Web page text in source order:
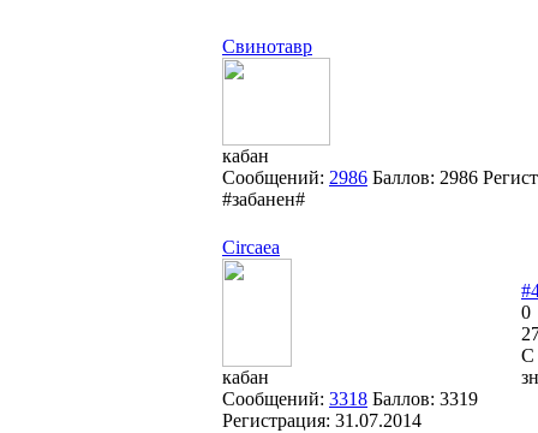
Свинотавр
кабан
Сообщений: 2986 Баллов: 2986
#забанен#
Circaea
кабан
Сообщений: 3318 Баллов: 3319
Регистрация: 31.07.2014
0